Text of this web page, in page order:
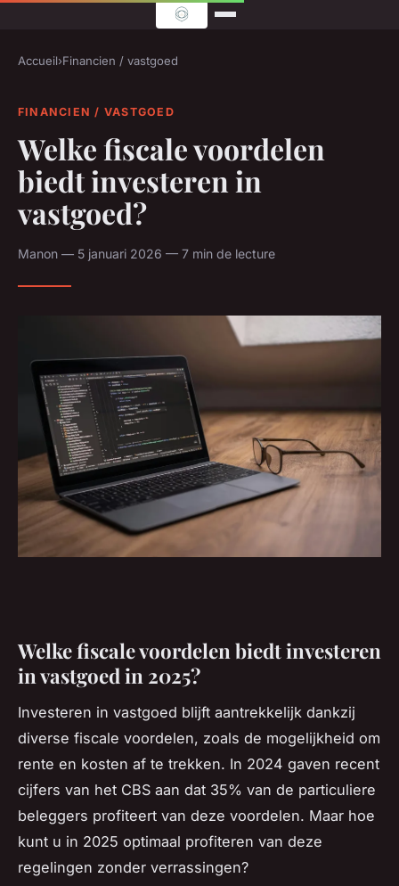
Accueil›Financien / vastgoed
FINANCIEN / VASTGOED
Welke fiscale voordelen
biedt investeren in
vastgoed?
Manon — 5 januari 2026 — 7 min de lecture
Welke fiscale voordelen biedt investeren
in vastgoed in 2025?
Investeren in vastgoed blijft aantrekkelijk dankzij
diverse fiscale voordelen, zoals de mogelijkheid om
rente en kosten af te trekken. In 2024 gaven recent
cijfers van het CBS aan dat 35% van de particuliere
beleggers profiteert van deze voordelen. Maar hoe
kunt u in 2025 optimaal profiteren van deze
regelingen zonder verrassingen?